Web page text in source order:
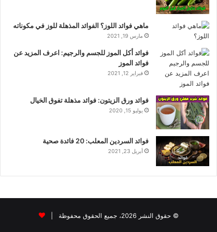
ماهي فوائد اللوز؟ الفوائد المذهلة للوز في مكوناته
مارس 19, 2021
فوائد أكل الموز للجسم والرجيم: اعرف المزيد عن
فوائد الموز
فبراير 12, 2021
فوائد ورق الزيتون: فوائد مذهلة تفوق الخيال
يوليو 15, 2020
فوائد السردين المعلب: 20 فائدة صحية
أبريل 23, 2021
© حقوق النشر 2026، جميع الحقوق محفوظة |